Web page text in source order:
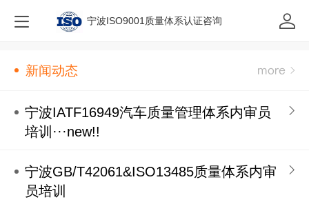
宁波ISO9001质量体系认证咨询
新闻动态
宁波IATF16949汽车质量管理体系内审员
培训···new!!
宁波GB/T42061&ISO13485质量体系内审
员培训